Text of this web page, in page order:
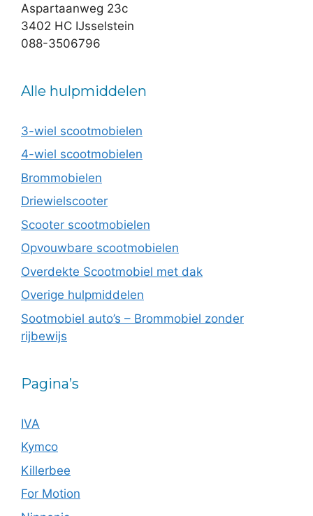
Aspartaanweg 23c
3402 HC IJsselstein
088-3506796
Alle hulpmiddelen
3-wiel scootmobielen
4-wiel scootmobielen
Brommobielen
Driewielscooter
Scooter scootmobielen
Opvouwbare scootmobielen
Overdekte Scootmobiel met dak
Overige hulpmiddelen
Sootmobiel auto’s – Brommobiel zonder
rijbewijs
Pagina’s
IVA
Kymco
Killerbee
For Motion